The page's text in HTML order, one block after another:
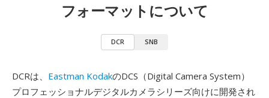
フォーマットについて
DCR SNB
DCRは、 Eastman KodakのDCS（Digital Camera System）
プロフェッショナルデジタルカメラシリーズ向けに開発され